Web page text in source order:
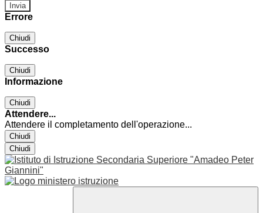
Errore
Chiudi
Successo
Chiudi
Informazione
Chiudi
Attendere...
Attendere il completamento dell'operazione...
Chiudi
Chiudi